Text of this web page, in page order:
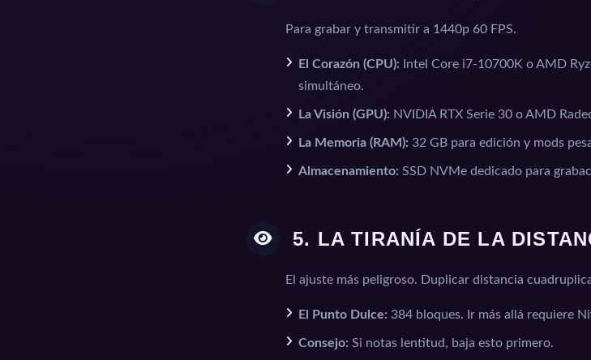
Para grabar y transmitir a 1440p 60 FPS.
El Corazón (CPU): Intel Core i7-10700K o AMD
simultáneo.
La Visión (GPU): NVIDIA RTX Serie 30 o AMD
La Memoria (RAM): 32 GB para edición y mods
Almacenamiento: SSD NVMe dedicado para
5. LA TIRANÍA DE LA
El ajuste más peligroso. Duplicar distancia
El Punto Dulce: 384 bloques. Ir más allá requiere
Consejo: Si notas lentitud, baja esto primero.